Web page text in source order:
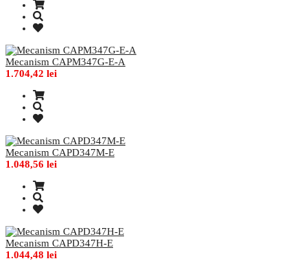
Mecanism CAPM347G-E-A
1.704,42 lei
Mecanism CAPD347M-E
1.048,56 lei
Mecanism CAPD347H-E
1.044,48 lei